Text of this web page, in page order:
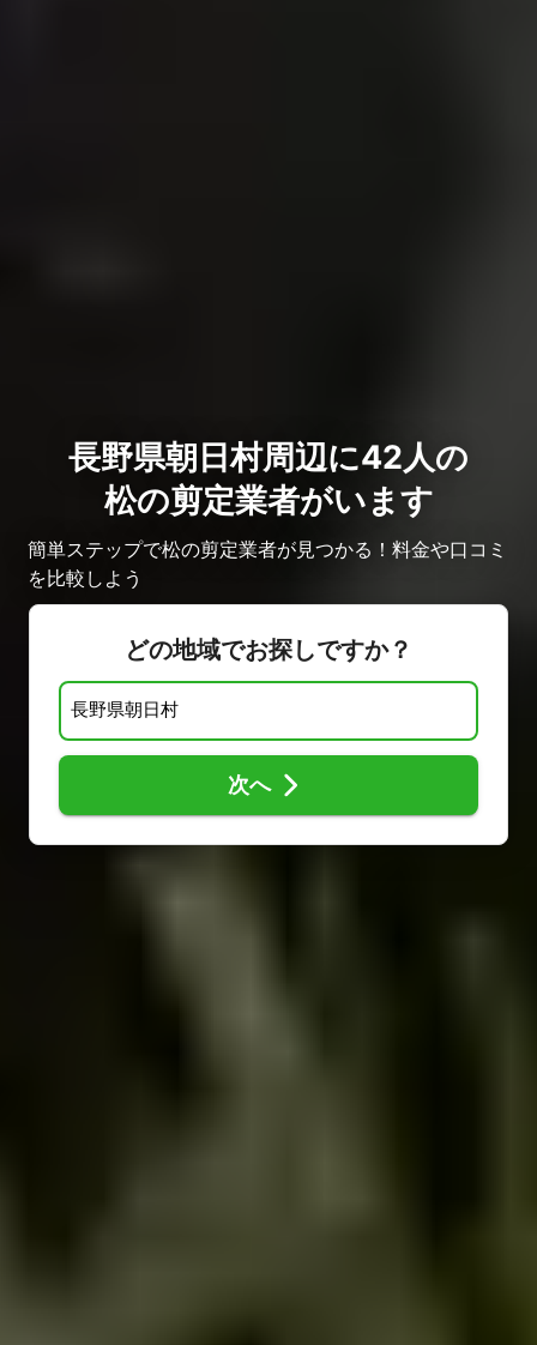
長野県朝日村周辺に42人の
松の剪定業者がいます
簡単ステップで松の剪定業者が見つかる！料金や口コミ
を比較しよう
どの地域でお探しですか？
次へ